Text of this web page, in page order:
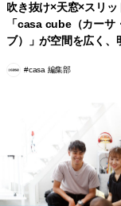
吹き抜け×天窓×スリッ
「casa cube（カーサ
ブ）」が空間を広く、
#casa 編集部